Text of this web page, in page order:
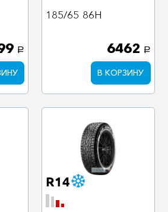
a
185/65 86H
6462 a
В КОРЗИНУ
R14